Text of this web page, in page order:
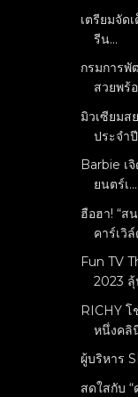
เตรียมจัด
รีน...
กรมการ
สวยพร้
มิวเซียมส
ประจำปี
Barbie เ
ยนตร์เ...
ฮือฮา! “ส
คาร์เวิ
Fun TV
2023 ลุ้
RICHY
หนึ่งคลิ
ผู้บริหาร
สดใสกับ “